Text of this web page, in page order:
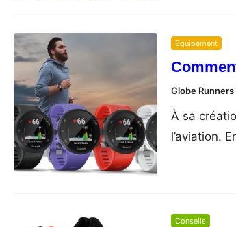
Equipement
Globe Runners
À sa
l’aviation.
Conseils